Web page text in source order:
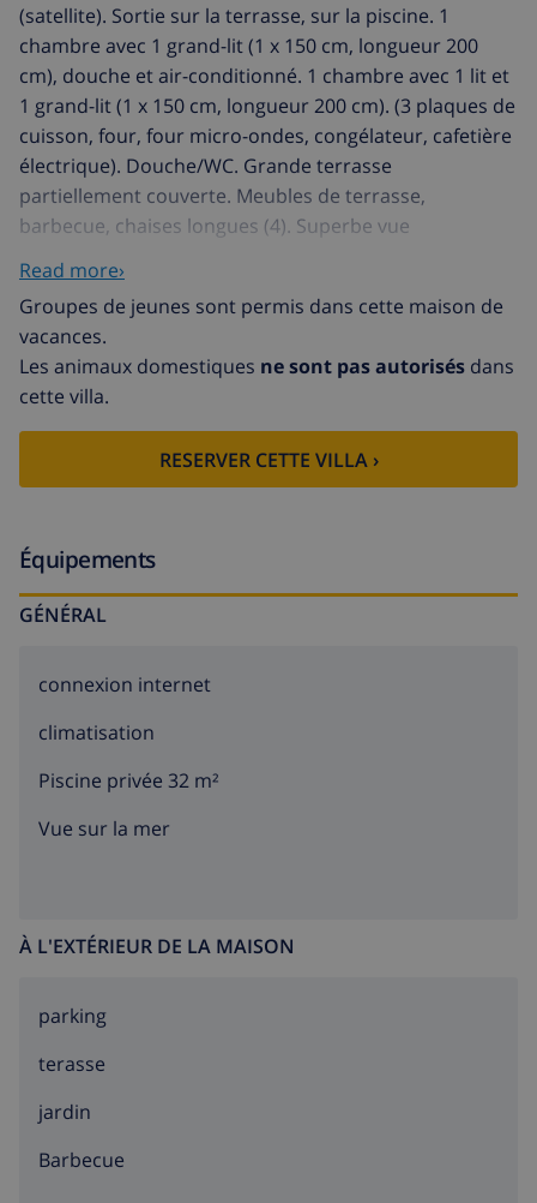
(satellite). Sortie sur la terrasse, sur la piscine. 1
chambre avec 1 grand-lit (1 x 150 cm, longueur 200
cm), douche et air-conditionné. 1 chambre avec 1 lit et
1 grand-lit (1 x 150 cm, longueur 200 cm). (3 plaques de
cuisson, four, four micro-ondes, congélateur, cafetière
électrique). Douche/WC. Grande terrasse
partiellement couverte. Meubles de terrasse,
barbecue, chaises longues (4). Superbe vue
alentours. A disposition: lave-linge, fer à repasser.
Internet (Connexion WIFI, gratuit). Place de parking
(cloturée). Veuillez noter: maison non-fumeur. AT-
451758-A
Read more›
Groupes de jeunes sont permis dans cette maison de
vacances.
Les animaux domestiques ne sont pas autorisés dans
cette villa.
RESERVER CETTE VILLA ›
Équipements
GÉNÉRAL
connexion internet
climatisation
Piscine privée 32 m²
Vue sur la mer
À L'EXTÉRIEUR DE LA MAISON
parking
terasse
jardin
barbecue